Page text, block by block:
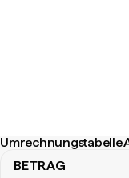
Umrechnungstabelle
BETRAG